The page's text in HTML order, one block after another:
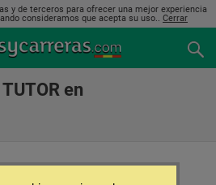
y de terceros para ofrecer una mejor experiencia
consideramos que acepta su uso.. Cerrar
en